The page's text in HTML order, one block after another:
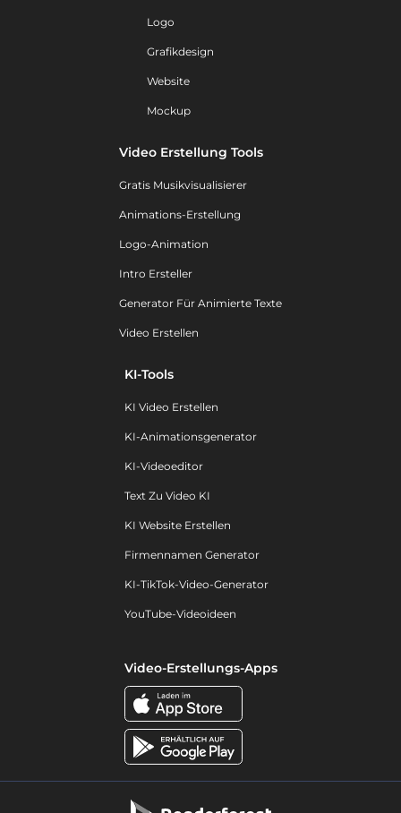
Logo
Grafikdesign
Website
Mockup
Video Erstellung Tools
Gratis Musikvisualisierer
Animations-Erstellung
Logo-Animation
Intro Ersteller
Generator Für Animierte Texte
Video Erstellen
KI-Tools
KI Video Erstellen
KI-Animationsgenerator
KI-Videoeditor
Text Zu Video KI
KI Website Erstellen
Firmennamen Generator
KI-TikTok-Video-Generator
YouTube-Videoideen
Video-Erstellungs-Apps